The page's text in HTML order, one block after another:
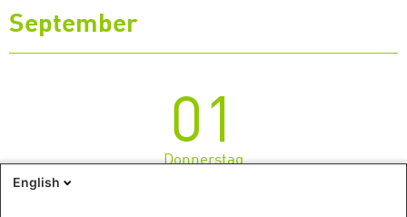
September
01
Donnerstag
English